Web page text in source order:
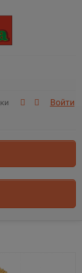
Войти